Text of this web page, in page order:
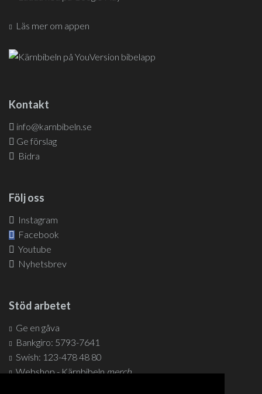
Läs mer om appen
Kontakt
info@karnbibeln.se
Ge förslag
Bidra
Följ oss
Instagram
Facebook
Youtube
Nyhetsbrev
Stöd arbetet
Ge en gåva
Bankgiro: 5793-7641
Swish: 123-478 48 80
Webshop - Kärnbibelnmerch